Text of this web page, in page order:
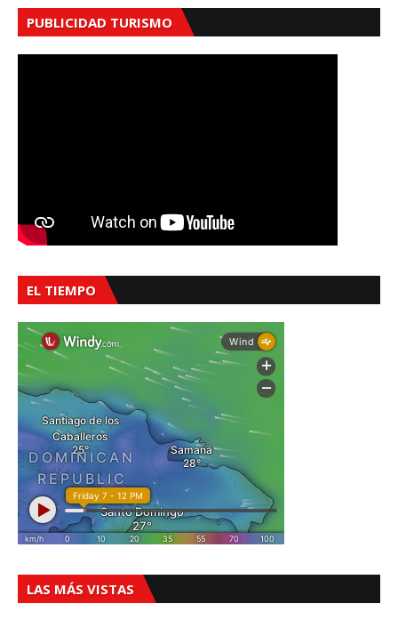
PUBLICIDAD TURISMO
EL TIEMPO
LAS MÁS VISTAS